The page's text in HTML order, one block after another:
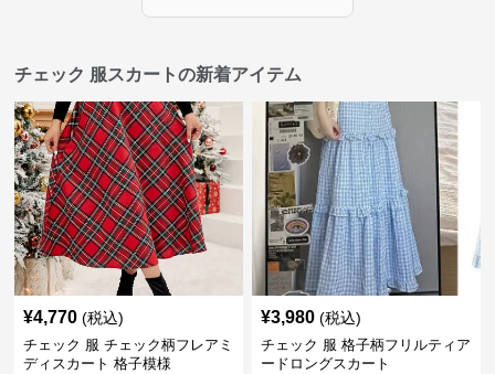
チェック 服スカートの新着アイテム
¥4,770 (税込)
チェック 服 チェック柄フレアミ
ディスカート 格子模様
¥3,980 (税込)
チェック 服 格子柄フリルティア
ードロングスカート